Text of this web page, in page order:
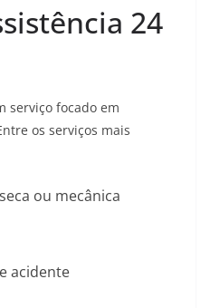
24
serviço focado em
os serviços mais
ou mecânica
acidente